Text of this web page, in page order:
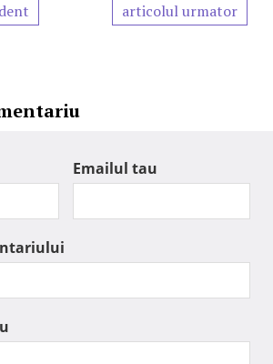
articolul urmator
Emailul tau